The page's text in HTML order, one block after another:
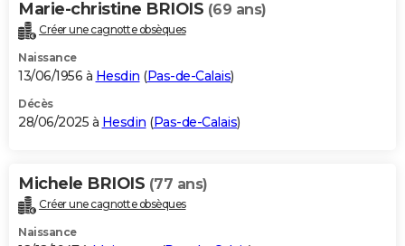
Marie-christine BRIOIS (69 ans)
Créer une cagnotte obsèques
Naissance
13/06/1956 à Hesdin (Pas-de-Calais)
Décès
28/06/2025 à Hesdin (Pas-de-Calais)
Michele BRIOIS (77 ans)
Créer une cagnotte obsèques
Naissance